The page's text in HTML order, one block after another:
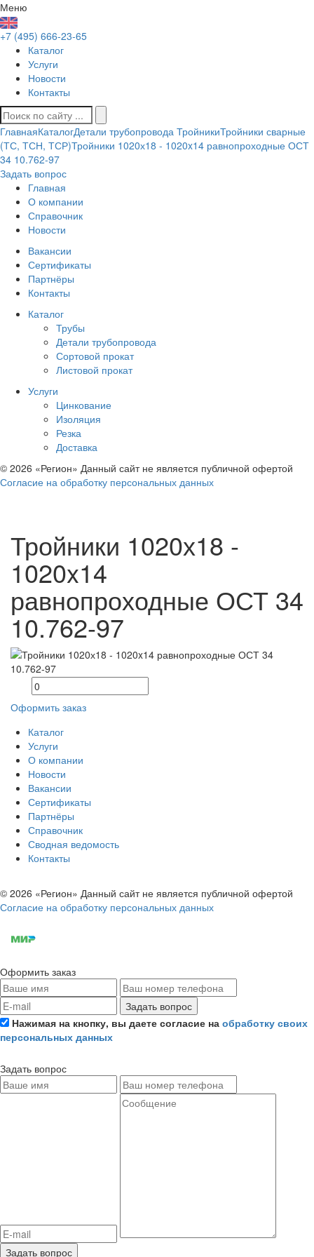
Меню
+7 (495) 666-23-65
Каталог
Услуги
Новости
Контакты
ГлавнаяКаталогДетали трубопровода ТройникиТройники сварные
(ТС, ТСН, ТСР)Тройники 1020х18 - 1020x14 равнопроходные ОСТ
34 10.762-97
Задать вопрос
Главная
О компании
Справочник
Новости
Вакансии
Сертификаты
Партнёры
Контакты
Каталог
Трубы
Детали трубопровода
Сортовой прокат
Листовой прокат
Услуги
Цинкование
Изоляция
Резка
Доставка
© 2026 «Регион» Данный сайт не является публичной офертой
Согласие на обработку персональных данных
Тройники 1020х18 -
1020x14
равнопроходные ОСТ 34
10.762-97
Оформить заказ
Каталог
Услуги
О компании
Новости
Вакансии
Сертификаты
Партнёры
Справочник
Сводная ведомость
Контакты
© 2026 «Регион» Данный сайт не является публичной офертой
Согласие на обработку персональных данных
Оформить заказ
Задать вопрос
Нажимая на кнопку, вы даете согласие на обработку своих
персональных данных
Задать вопрос
Задать вопрос